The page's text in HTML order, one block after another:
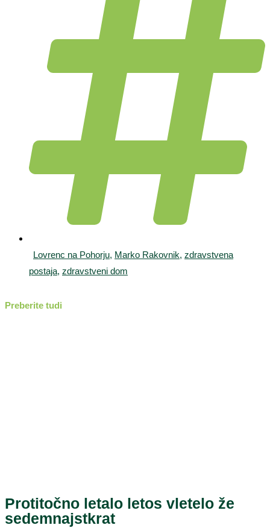
Lovrenc na Pohorju, Marko Rakovnik, zdravstvena
postaja, zdravstveni dom
Preberite tudi
Protitočno letalo letos vletelo že
sedemnajstkrat